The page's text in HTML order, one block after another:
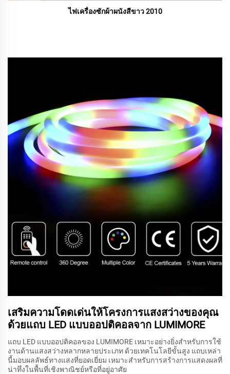
ไฟเครื่องซักผ้าผนังสีขาว 2010
เสริมความโดดเด่นให้โครงการแสงสว่างของคุณ
ด้วยแถบ LED แบบออปติคอลจาก LUMIMORE
แถบ LED แบบออปติคอลของ LUMIMORE เหมาะอย่างยิ่งสำหรับการใช้
งานด้านแสงสว่างหลากหลายประเภท ด้วยเทคโนโลยีขั้นสูง แถบเหล่า
นี้มอบผลลัพธ์ทางแสงที่ยอดเยี่ยม เหมาะสำหรับการสร้างการแสดงผลที่
น่าทึ่งในพื้นที่เชิงพาณิชย์หรือที่อยู่อาศัย